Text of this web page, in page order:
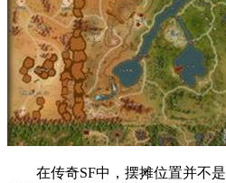
在传奇SF中，摆摊位置并不是